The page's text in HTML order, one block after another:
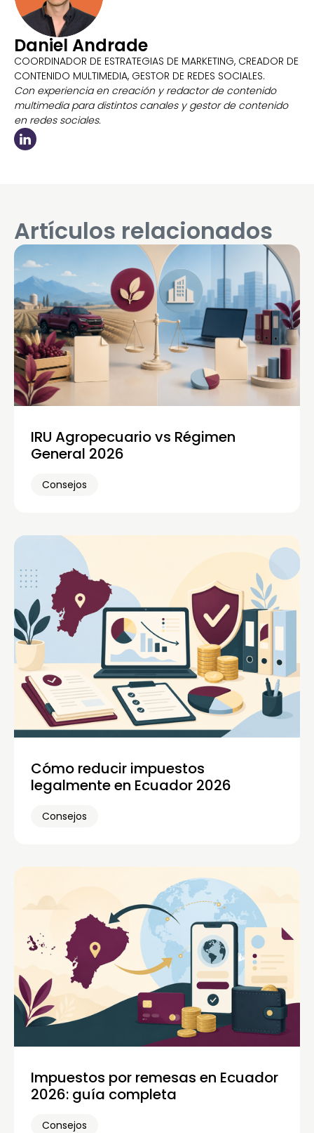
Daniel Andrade
COORDINADOR DE ESTRATEGIAS DE MARKETING, CREADOR DE
CONTENIDO MULTIMEDIA, GESTOR DE REDES SOCIALES.
Con experiencia en creación y redactor de contenido
multimedia para distintos canales y gestor de contenido
en redes sociales.
Artículos relacionados
IRU Agropecuario vs Régimen
General 2026
Consejos
Cómo reducir impuestos
legalmente en Ecuador 2026
Consejos
Impuestos por remesas en Ecuador
2026: guía completa
Consejos